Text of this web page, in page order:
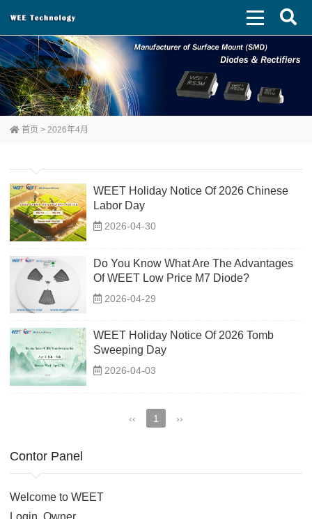
首页 > 2026年4月
WEET Holiday Notice Of 2026 Chinese
Labor Day
2026-04-30
Do You Know What Are The Advantages
Of WEET Low Price M7 Diode?
2026-04-29
WEET Holiday Notice Of 2026 Tomb
Sweeping Day
2026-04-03
‹‹ 1 ››
Contor Panel
Welcome to WEET
Login Owner